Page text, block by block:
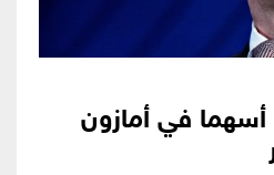
في أمازون